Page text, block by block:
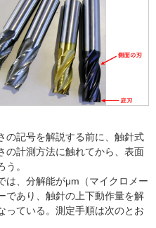
の記号を解説する前に、触針式
の計測方法に触れてから、表面
。
は、分解能がμm（マイクロメー
であり、触針の上下動作量を解
っている。測定手順は次のとお